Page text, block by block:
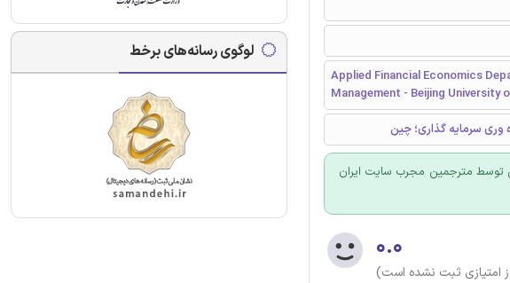
Applied Financial Economics
Management - Beijing University
توسط مترجمین مجرب سایت ایران
۰.۰
امتیازی ثبت نشده است)
لوگوی رسانه‌های برخط